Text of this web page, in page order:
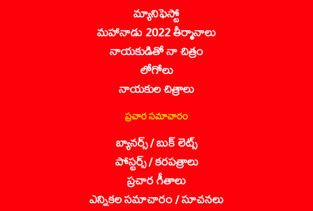
మ్యానిఫెస్టో
మహానాడు 2022 తీర్మానాలు
నాయకుడితో నా చిత్రం
లోగోలు
నాయకుల చిత్రాలు
ప్రచార సమాచారం
బ్యానర్స్ / బుక్ లెట్స్
పోస్టర్స్ / కరపత్రాలు
ప్రచార గీతాలు
ఎన్నికల సమాచారం / సూచనలు